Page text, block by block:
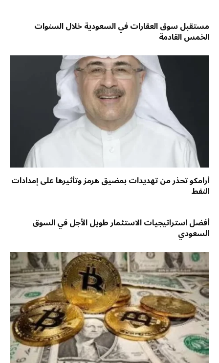
مستقبل سوق العقارات في السعودية خلال السنوات
الخمس القادمة
أرامكو تحذر من تهديدات بمضيق هرمز وتأثيرها على إمدادات
النفط
أفضل استراتيجيات الاستثمار طويل الأجل في السوق
السعودي